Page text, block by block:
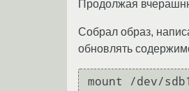
Продолжая
Собрал образ,
обновлять
mount /dev/